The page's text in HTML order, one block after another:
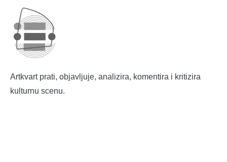
Artkvart prati, objavljuje, analizira, komentira i kritizira
kulturnu scenu.